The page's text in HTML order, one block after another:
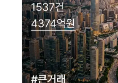
네이버 지도
현재 네이버 지도 연결이 원활하지
이용에 불편을 드
다시